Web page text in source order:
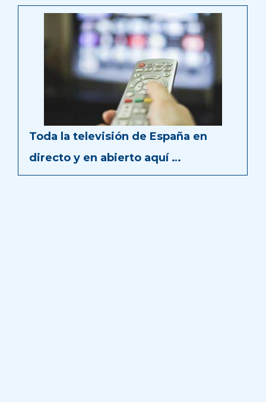
Toda la televisión de España en
directo y en abierto aquí …